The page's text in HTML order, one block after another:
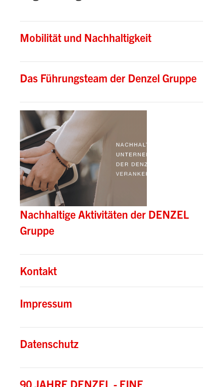
Mobilität und Nachhaltigkeit
Das Führungsteam der Denzel Gruppe
Nachhaltige Aktivitäten der DENZEL
Gruppe
Kontakt
Impressum
Datenschutz
90 JAHRE DENZEL - EINE